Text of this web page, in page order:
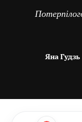
Яна Гудзь